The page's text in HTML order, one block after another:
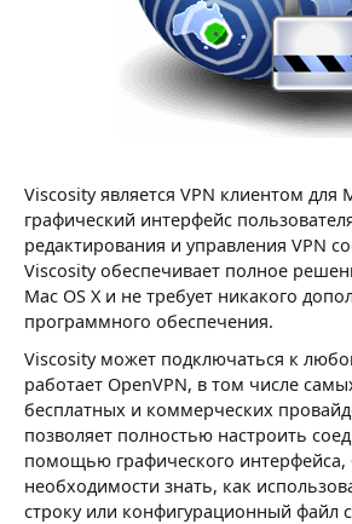
Viscosity является VPN клиентом для
графический интерфейс
редактирования и управления VPN
Viscosity обеспечивает полное
Mac OS X и не требует никакого
программного обеспечения.
Viscosity может подключаться к
работает OpenVPN, в том числе
бесплатных и коммерческих
позволяет полностью настроить
помощью графического интерфейса,
необходимости знать, как
строку или конфигурационный файл